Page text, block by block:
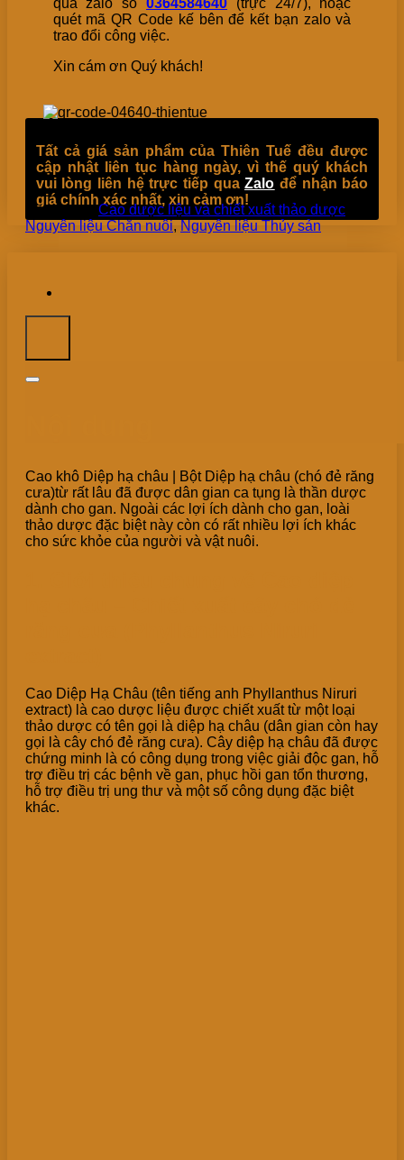
quét mã QR Code kế bên để kết bạn zalo và
trao đổi công việc.
Xin cám ơn Quý khách!
Tất cả giá sản phẩm của Thiên Tuế đều được
cập nhật liên tục hàng ngày, vì thế quý khách
vui lòng liên hệ trực tiếp quaZalo để nhận báo
giá chính xác nhất, xin cảm ơn!
Danh mục:Cao dược liệu và chiết xuất thảo dược
Nguyên liệu Chăn nuôi, Nguyên liệu Thủy sản
Cao khô Diệp hạ châu | Bột Diệp hạ châu (chó đẻ răng
cưa)từ rất lâu đã được dân gian ca tụng là thần dược
dành cho gan. Ngoài các lợi ích dành cho gan, loài
thảo dược đặc biệt này còn có rất nhiều lợi ích khác
cho sức khỏe của người và vật nuôi.
Cao Diệp Hạ Châu (tên tiếng anh Phyllanthus Niruri
extract) là cao dược liệu được chiết xuất từ một loại
thảo dược có tên gọi là diệp hạ châu (dân gian còn hay
gọi là cây chó đẻ răng cưa). Cây diệp hạ châu đã được
chứng minh là có công dụng trong việc giải độc gan, hỗ
trợ điều trị các bệnh về gan, phục hồi gan tổn thương,
hỗ trợ điều trị ung thư và một số công dụng đặc biệt
khác.